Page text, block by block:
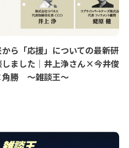
ら「応援」についての最新研
ました｜井上浄さん×今井俊
勝 ～雑談王～